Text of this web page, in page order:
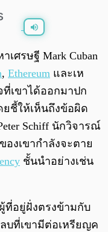
ศรษฐี Mark Cuban
, Ethereum และเห
เขาได้ออกมาปก
ยชี้ให้เห็นถึงข้อผิด
Schiff นักวิจารณ์
งเขากำลังจะตาย
ชั้นนำอย่างเช่น
ที่อยู่ฝั่งตรงข้ามกับ
บที่เขามีต่อเหรียญค